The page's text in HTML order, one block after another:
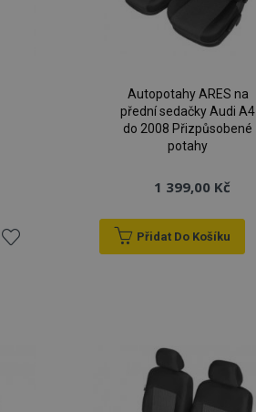
Autopotahy ARES na
přední sedačky Audi A4
do 2008 Přizpůsobené
potahy
1 399,00 Kč
Přidat Do Košíku